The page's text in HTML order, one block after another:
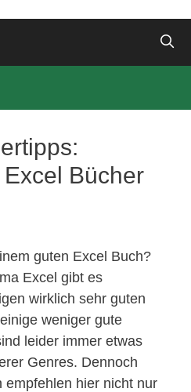
Bücher
guten Excel Buch?
Excel gibt es
wirklich sehr guten
weniger gute
leider immer etwas
Genres. Dennoch
empfehlen hier nicht nur